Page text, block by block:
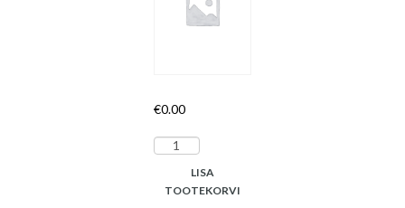
€0.00
O2
voolik,
LISA
TOOTEKORVI